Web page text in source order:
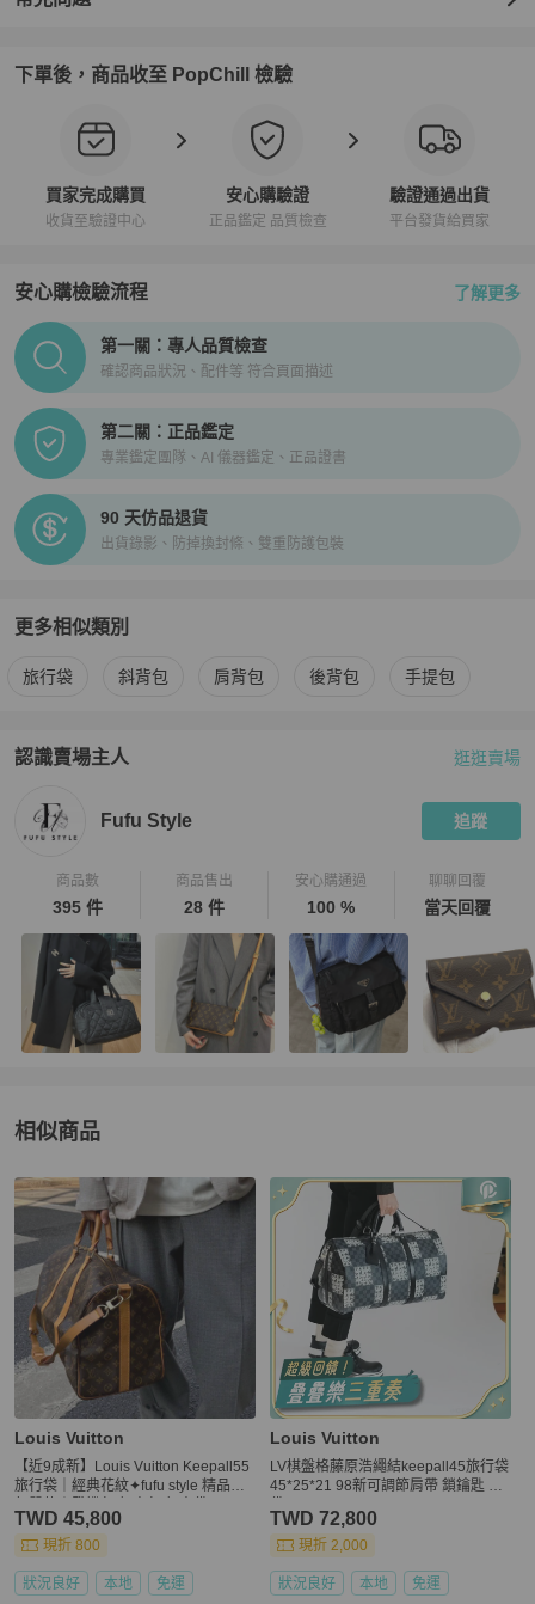
下單後，商品收至 PopChill 檢驗
買家完成購買
收貨至驗證中心
安心購驗證
正品鑑定 品質檢查
驗證通過出貨
平台發貨給買家
安心購檢驗流程 了解更多
PopChill拍拍圈正品驗證、安心購檢驗流程介紹
第一關：專人品質檢查
確認商品狀況、配件等 符合頁面描述
第二關：正品鑑定
專業鑑定團隊、AI 儀器鑑定、正品證書
90 天仿品退貨
出貨錄影、防掉換封條、雙重防護包裝
更多相似類別
更多Louis Vuitton男包 相似商品推薦
旅行袋 斜背包 肩背包 後背包 手提包
認識賣場主人
PopChill 拍拍圈嚴選賣家
逛逛賣場
Fufu Style 追蹤
商品數
395 件
商品售出
28 件
安心購通過
100 %
聊聊回覆
當天回覆
相似商品
更多相似Louis Vuitton男包推薦精品
Louis Vuitton
【近9成新】Louis Vuitton Keepall55
旅行袋｜經典花紋✦fufu style 精品✦
TWD 45,800
現折 800
狀況良好 本地 免運
Louis Vuitton
LV棋盤格藤原浩繩結keepall45旅行袋
45*25*21 98新可調節肩帶 鎖鑰匙 塵
TWD 72,800
現折 2,000
狀況良好 本地 免運